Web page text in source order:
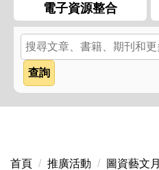
電子資源整合
首頁 推廣活動 圖資藝文月